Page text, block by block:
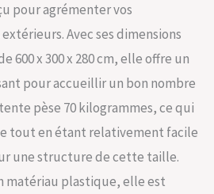
la fête dans le jardin :
le chapiteau est doté
polyéthylène de 180
g/m² ; la toile en PE
contre les UV et est
étanche ; la bâche
des pluies légères.
Tente de
pour agrémenter vos
Avec ses dimensions
600 x 300 x 280 cm, elle offre un
pour accueillir un bon nombre
pèse 70 kilogrammes, ce qui
tout en étant relativement facile
une structure de cette taille.
matériau plastique, elle est